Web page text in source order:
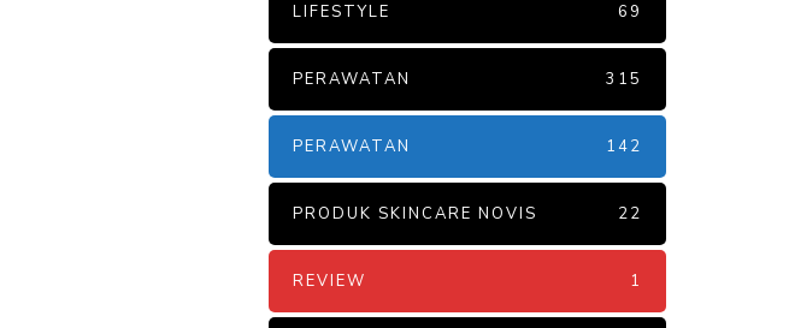
LIFESTYLE 69
PERAWATAN 315
PERAWATAN 142
PRODUK SKINCARE NOVIS 22
REVIEW 1